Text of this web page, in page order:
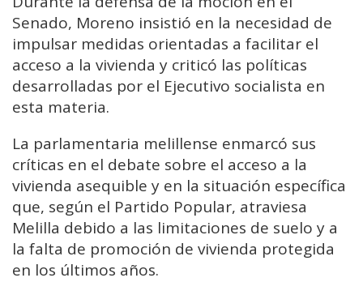
Senado, Moreno insistió en la necesidad de
impulsar medidas orientadas a facilitar el
acceso a la vivienda y criticó las políticas
desarrolladas por el Ejecutivo socialista en
esta materia.
La parlamentaria melillense enmarcó sus
críticas en el debate sobre el acceso a la
vivienda asequible y en la situación específica
que, según el Partido Popular, atraviesa
Melilla debido a las limitaciones de suelo y a
la falta de promoción de vivienda protegida
en los últimos años.